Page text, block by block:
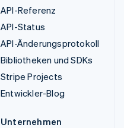
API-Referenz
API-Status
API-Änderungsprotokoll
Bibliotheken und SDKs
Stripe Projects
Entwickler-Blog
Unternehmen